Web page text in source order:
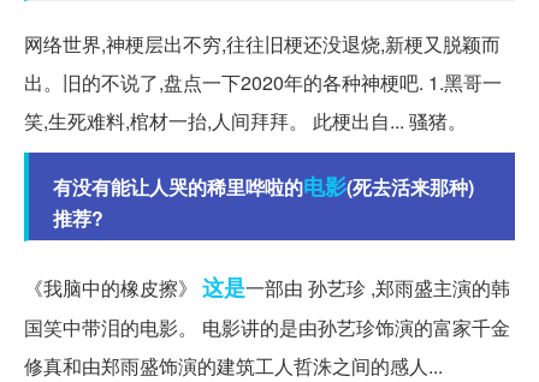
网络世界,神梗层出不穷,往往旧梗还没退烧,新梗又脱颖而
出。旧的不说了,盘点一下2020年的各种神梗吧. 1.黑哥一
笑,生死难料,棺材一抬,人间拜拜。 此梗出自... 骚猪。
有没有能让人哭的稀里哗啦的电影(死去活来那种)
推荐?
《我脑中的橡皮擦》 这是一部由 孙艺珍 ,郑雨盛主演的韩
国笑中带泪的电影。 电影讲的是由孙艺珍饰演的富家千金
修真和由郑雨盛饰演的建筑工人哲洙之间的感人...